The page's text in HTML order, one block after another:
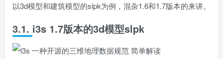
以3d模型和建筑模型的slpk为例，混杂1.6和1.7版本的来讲。
3.1. i3s 1.7版本的3d模型slpk